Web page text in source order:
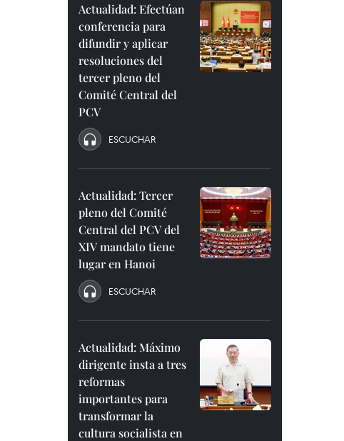
Actualidad: Efectúan
conferencia para
difundir y aplicar
resoluciones del
tercer pleno del
Comité Central del
PCV
ESCUCHAR
Actualidad: Tercer
pleno del Comité
Central del PCV del
XIV mandato tiene
lugar en Hanoi
ESCUCHAR
Actualidad: Máximo
dirigente insta a tres
reformas
importantes para
transformar la
cultura socialista en